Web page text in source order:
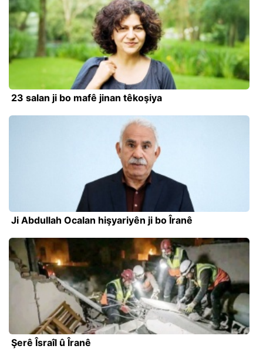
23 salan ji bo mafê jinan têkoşiya
Ji Abdullah Ocalan hişyariyên ji bo Îranê
Şerê Îsraîl û Îranê